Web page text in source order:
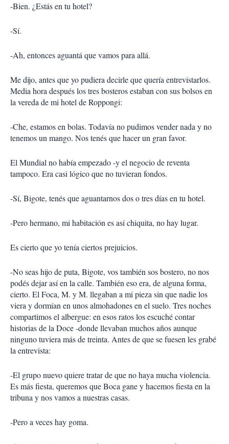
-Bien. ¿Estás en tu hotel?
-Sí.
-Ah, entonces aguantá que vamos para allá.
Me dijo, antes que yo pudiera decirle que quería entrevistarlos.
Media hora después los tres bosteros estaban con sus bolsos en
la vereda de mi hotel de Roppongi:
-Che, estamos en bolas. Todavía no pudimos vender nada y no
tenemos un mango. Nos tenés que hacer un gran favor.
El Mundial no había empezado -y el negocio de reventa
tampoco. Era casi lógico que no tuvieran fondos.
-Sí, Bigote, tenés que aguantarnos dos o tres días en tu hotel.
-Pero hermano, mi habitación es así chiquita, no hay lugar.
Es cierto que yo tenía ciertos prejuicios.
-No seas hijo de puta, Bigote, vos también sos bostero, no nos
podés dejar así en la calle. También eso era, de alguna forma,
cierto. El Foca, M. y M. llegaban a mi pieza sin que nadie los
viera y dormían en unos almohadones en el suelo. Tres noches
compartimos el albergue: en esos ratos los escuché contar
historias de la Doce -donde llevaban muchos años aunque
ninguno tuviera más de treinta. Antes de que se fuesen les grabé
la entrevista:
-El grupo nuevo quiere tratar de que no haya mucha violencia.
Es más fiesta, queremos que Boca gane y hacemos fiesta en la
tribuna y nos vamos a nuestras casas.
-Pero a veces hay goma.